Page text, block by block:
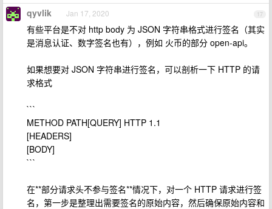
17
qyvlik Jan 17, 2020
有些平台是不对 http body 为 JSON 字符串格式进行签名（其实
是消息认证、数字签名也有），例如 火币的部分 open-api。
如果想要对 JSON 字符串进行签名，可以剖析一下 HTTP 的请
求格式
```
METHOD PATH[QUERY] HTTP 1.1
[HEADERS]
[BODY]
```
在**部分请求头不参与签名**情况下，对一个 HTTP 请求进行签
名，第一步是整理出需要签名的原始内容，然后确保原始内容和